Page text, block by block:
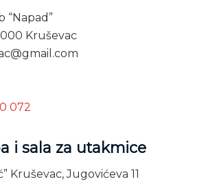
“Napad”
Kruševac
072
i sala za utakmice
Kruševac, Jugovićeva 11